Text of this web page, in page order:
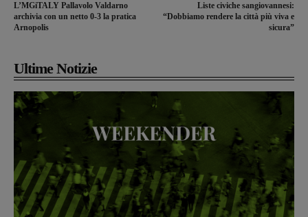
L’MGiTALY Pallavolo Valdarno
archivia con un netto 0-3 la pratica
Arnopolis
Liste civiche sangiovannesi:
“Dobbiamo rendere la città più viva e
sicura”
Ultime Notizie